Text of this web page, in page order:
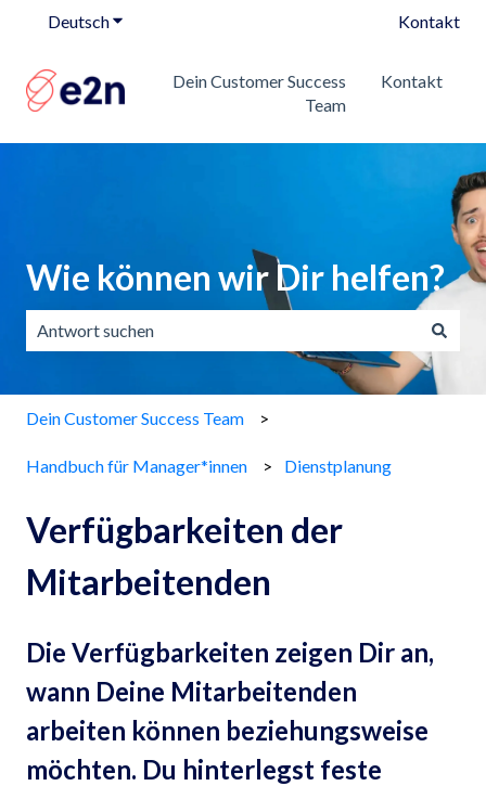
DeutschUntermenü für Übersetzungen anzeigenKontakt
Dein Customer Success
Team
Kontakt
Wie können wir Dir helfen?
Es gibt keine Vorschläge, da das Suchfeld leer ist.
Dein Customer Success Team
Handbuch für Manager*innen Dienstplanung
Verfügbarkeiten der
Mitarbeitenden
Die Verfügbarkeiten zeigen Dir an,
wann Deine Mitarbeitenden
arbeiten können beziehungsweise
möchten. Du hinterlegst feste